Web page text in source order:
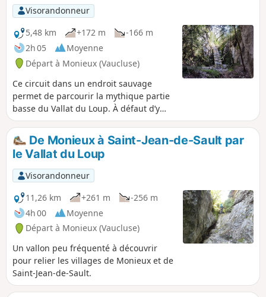
Visorandonneur
5,48 km
+172 m
-166 m
2h 05
Moyenne
Départ à Monieux (Vaucluse)
Ce circuit dans un endroit sauvage
permet de parcourir la mythique partie
basse du Vallat du Loup. À défaut d’y
surprendre un loup, on peut y déranger
des sangliers ou entendre aboyer un
chevreuil. Le retour s’effectue dans le
Défens par une combe peu connue.
De Monieux à Saint-Jean-de-Sault par
le Vallat du Loup
Visorandonneur
11,26 km
+261 m
-256 m
4h 00
Moyenne
Départ à Monieux (Vaucluse)
Un vallon peu fréquenté à découvrir
pour relier les villages de Monieux et de
Saint-Jean-de-Sault.